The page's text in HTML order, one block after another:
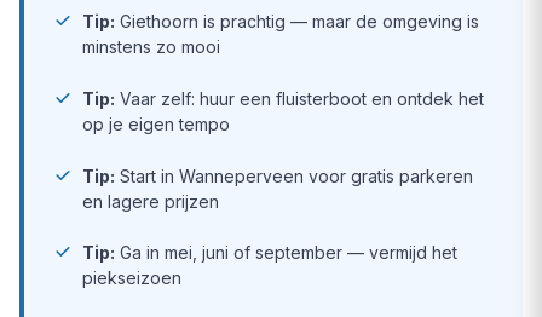
Tip: Giethoorn is prachtig — maar de omgeving is
minstens zo mooi
Tip: Vaar zelf: huur een fluisterboot en ontdek het
op je eigen tempo
Tip: Start in Wanneperveen voor gratis parkeren
en lagere prijzen
Tip: Ga in mei, juni of september — vermijd het
piekseizoen